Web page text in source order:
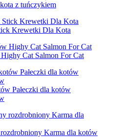
z tuńczykiem
Krewetki Dla Kota
Cat Salmon For Cat
Pałeczki dla kotów
Karma dla kotów